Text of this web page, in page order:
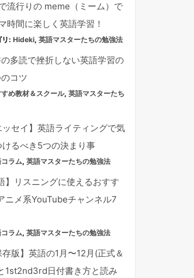
流行りの meme（ミーム）で
時間に楽しく英語学習！
リ: Hideki, 英語マスターたちの勉強法
多読で挫折しない英語学習の
のコツ
すめ教材＆スクール, 英語マスターたち
ッセイ】英語ライティングで気
けるべき5つの決まり事
ラム, 英語マスターたちの勉強法
】リスニングに使えるおすす
ニメ系YouTubeチャンネル7
ラム, 英語マスターたちの勉強法
存版】英語の1月〜12月(正式＆
1st2nd3rd日付書き方と読み